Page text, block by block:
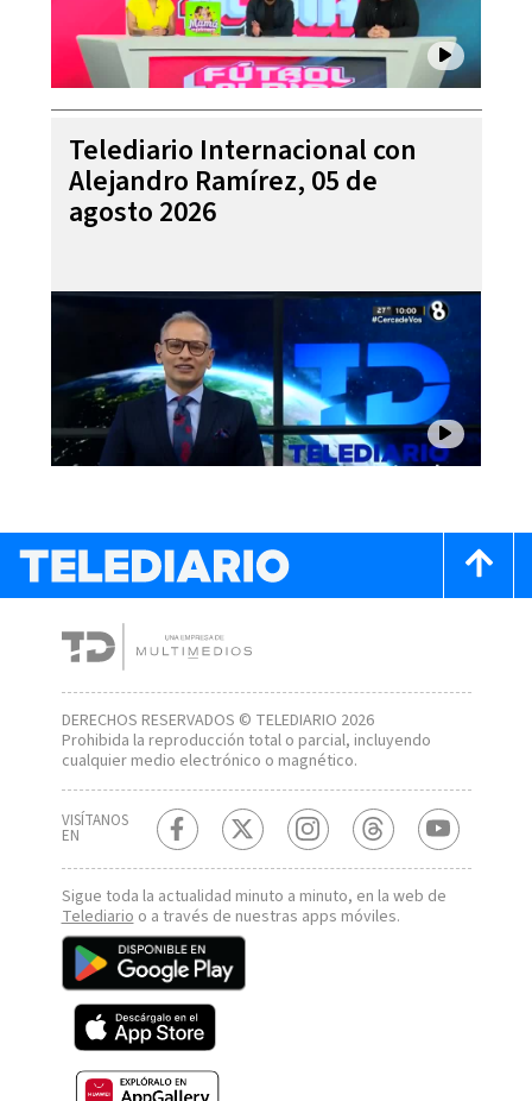
Telediario Internacional con
Alejandro Ramírez, 05 de
agosto 2026
DERECHOS RESERVADOS © TELEDIARIO 2026
Prohibida la reproducción total o parcial, incluyendo
cualquier medio electrónico o magnético.
VISÍTANOS
EN
Sigue toda la actualidad minuto a minuto, en la web de
Telediario o a través de nuestras apps móviles.